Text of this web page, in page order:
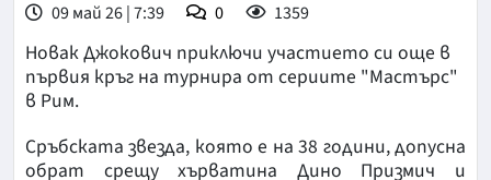
09 май 26 | 7:39 0 1359
Новак Джокович приключи участието си още в
първия кръг на турнира от сериите "Мастърс"
в Рим.
Сръбската звезда, която е на 38 години, допусна
обрат срещу хърватина Дино Призмич и